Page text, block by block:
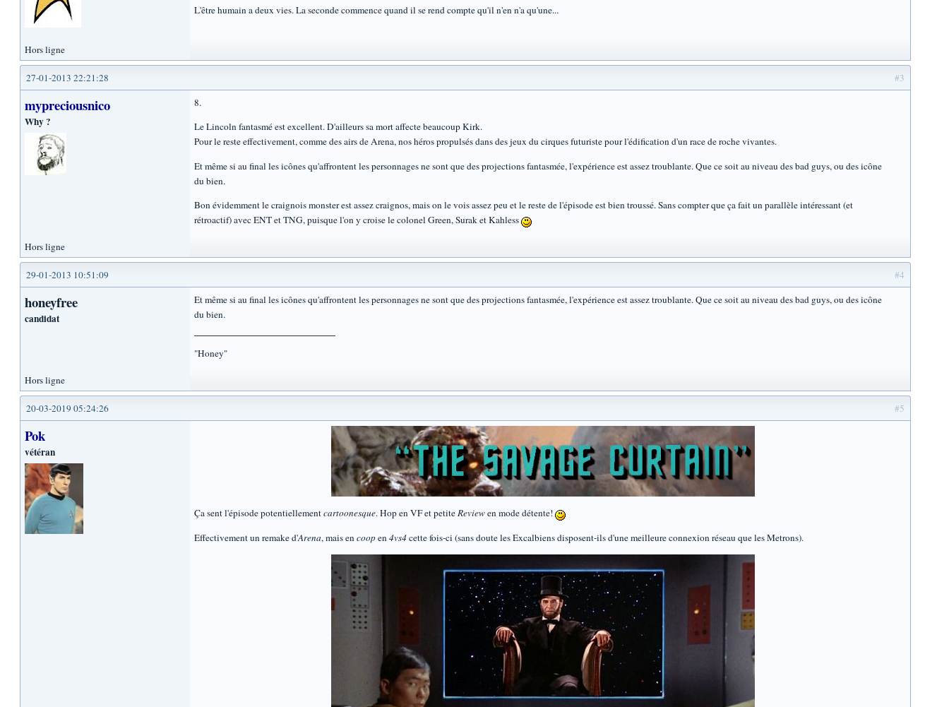
L'être humain a deux vies. La seconde commence quand il se rend compte qu'il n'en n'a qu'une...
Hors ligne
#3
27-01-2013 22:21:28
mypreciousnico
Why ?
8.
Le Lincoln fantasmé est excellent. D'ailleurs sa mort affecte beaucoup Kirk.
Pour le reste effectivement, comme des airs de Arena, nos héros propulsés dans des jeux du cirques futuriste pour l'édification d'un race de roche vivantes.
Et même si au final les icônes qu'affrontent les personnages ne sont que des projections fantasmée, l'expérience est assez troublante. Que ce soit au niveau des bad guys, ou des icône
du bien.
Bon évidemment le craignois monster est assez craignos, mais on le vois assez peu et le reste de l'épisode est bien troussé. Sans compter que ça fait un parallèle intéressant (et
rétroactif) avec ENT et TNG, puisque l'on y croise le colonel Green, Surak et Kahless
Hors ligne
#4
29-01-2013 10:51:09
honeyfree
candidat
Et même si au final les icônes qu'affrontent les personnages ne sont que des projections fantasmée, l'expérience est assez troublante. Que ce soit au niveau des bad guys, ou des icône
du bien.
"Honey"
Hors ligne
#5
20-03-2019 05:24:26
Pok
vétéran
Ça sent l'épisode potentiellementcartoonesque. Hop en VF et petiteReviewen mode détente!
Effectivement un remake d'Arena, mais encoopen4vs4cette fois-ci (sans doute les Excalbiens disposent-ils d'une meilleure connexion réseau que les Metrons).